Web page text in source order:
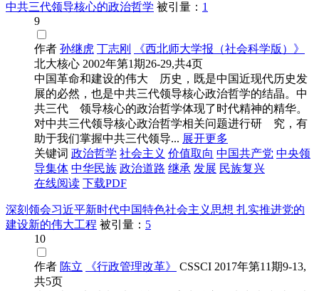
中共三代领导核心的政治哲学 被引量： 1
9
作者 孙继虎 丁志刚
《西北师大学报（社会科学版）》
北大核心 2002年第1期26-29,共4页
中国革命和建设的伟大 历史，既是中国近现代历史发
展的必然，也是中共三代领导核心政治哲学的结晶。中
共三代 领导核心的政治哲学体现了时代精神的精华。
对中共三代领导核心政治哲学相关问题进行研 究，有
助于我们掌握中共三代领导... 展开更多
关键词 政治哲学 社会主义 价值取向 中国共产党 中央领
导集体 中华民族 政治道路 继承 发展 民族复兴
在线阅读 下载PDF
深刻领会习近平新时代中国特色社会主义思想 扎实推进党的
建设新的伟大工程 被引量： 5
10
作者 陈立 《行政管理改革》 CSSCI 2017年第11期9-13,
共5页